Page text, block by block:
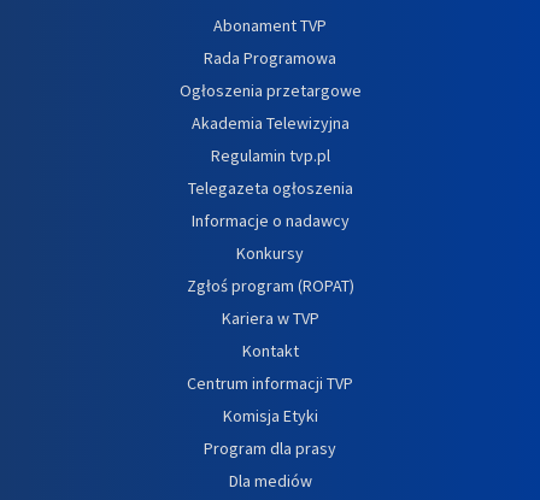
Abonament TVP
Rada Programowa
Ogłoszenia przetargowe
Akademia Telewizyjna
Regulamin tvp.pl
Telegazeta ogłoszenia
Informacje o nadawcy
Konkursy
Zgłoś program (ROPAT)
Kariera w TVP
Kontakt
Centrum informacji TVP
Komisja Etyki
Program dla prasy
Dla mediów